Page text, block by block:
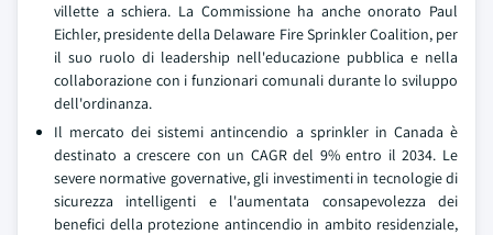
villette a schiera. La Commissione ha anche onorato Paul
Eichler, presidente della Delaware Fire Sprinkler Coalition, per
il suo ruolo di leadership nell'educazione pubblica e nella
collaborazione con i funzionari comunali durante lo sviluppo
dell'ordinanza.
Il mercato dei sistemi antincendio a sprinkler in Canada è
destinato a crescere con un CAGR del 9% entro il 2034. Le
severe normative governative, gli investimenti in tecnologie di
sicurezza intelligenti e l'aumentata consapevolezza dei
benefici della protezione antincendio in ambito residenziale,